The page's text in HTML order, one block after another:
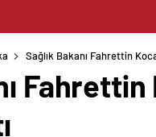
Sağlık Bakanı Fahrettin